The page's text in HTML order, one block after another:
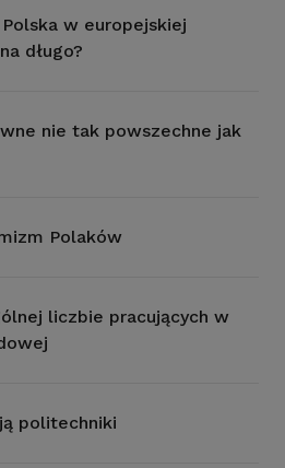
w europejskiej
długo?
nie tak powszechne jak
Polaków
liczbie pracujących w
politechniki